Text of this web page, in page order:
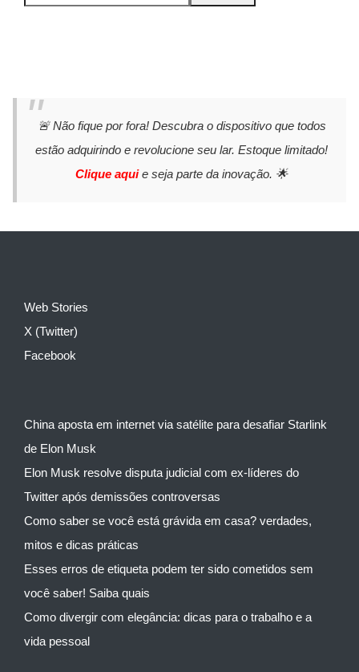
🚨 Não fique por fora! Descubra o dispositivo que todos
estão adquirindo e revolucione seu lar. Estoque limitado!
Clique aquie seja parte da inovação. 🌟
Web Stories
X (Twitter)
Facebook
China aposta em internet via satélite para desafiar Starlink
de Elon Musk
Elon Musk resolve disputa judicial com ex-líderes do
Twitter após demissões controversas
Como saber se você está grávida em casa? verdades,
mitos e dicas práticas
Esses erros de etiqueta podem ter sido cometidos sem
você saber! Saiba quais
Como divergir com elegância: dicas para o trabalho e a
vida pessoal